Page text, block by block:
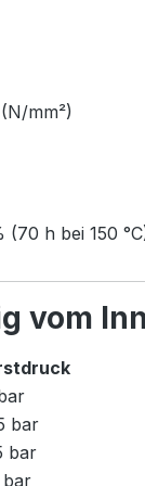
mm²)
h bei 150
vom
bar
bar
bar